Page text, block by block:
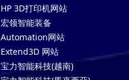
HP 3D打印机网站
宏领智能装备
Automation网站
Extend3D 网站
宝力智能科技(越南)